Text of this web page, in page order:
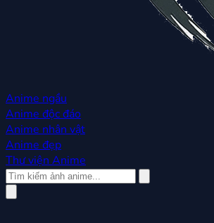
Anime ngầu
Anime độc đáo
Anime nhân vật
Anime đẹp
Thư viện Anime